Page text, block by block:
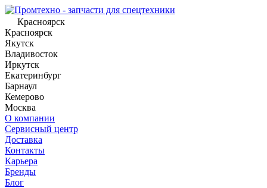
Красноярск
Красноярск
Якутск
Владивосток
Иркутск
Екатеринбург
Барнаул
Кемерово
Москва
О компании
Сервисный центр
Доставка
Контакты
Карьера
Бренды
Блог